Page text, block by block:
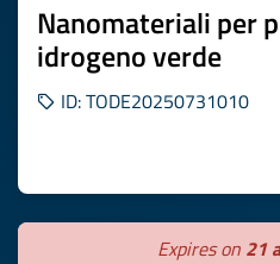
Nanomateriali per
idrogeno verde
ID: TODE20250731010
Expires on 21